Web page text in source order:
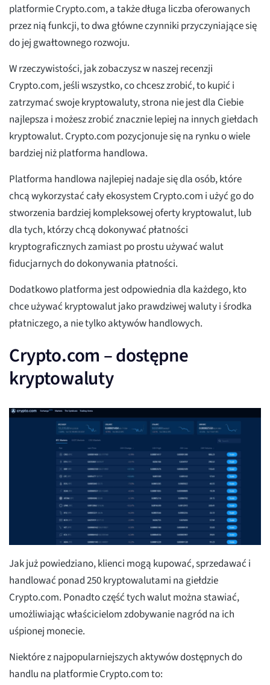
platformie Crypto.com, a także długa liczba oferowanych
przez nią funkcji, to dwa główne czynniki przyczyniające się
do jej gwałtownego rozwoju.
W rzeczywistości, jak zobaczysz w naszej recenzji
Crypto.com, jeśli wszystko, co chcesz zrobić, to kupić i
zatrzymać swoje kryptowaluty, strona nie jest dla Ciebie
najlepsza i możesz zrobić znacznie lepiej na innych giełdach
kryptowalut. Crypto.com pozycjonuje się na rynku o wiele
bardziej niż platforma handlowa.
Platforma handlowa najlepiej nadaje się dla osób, które
chcą wykorzystać cały ekosystem Crypto.com i użyć go do
stworzenia bardziej kompleksowej oferty kryptowalut, lub
dla tych, którzy chcą dokonywać płatności
kryptograficznych zamiast po prostu używać walut
fiducjarnych do dokonywania płatności.
Dodatkowo platforma jest odpowiednia dla każdego, kto
chce używać kryptowalut jako prawdziwej waluty i środka
płatniczego, a nie tylko aktywów handlowych.
Crypto.com – dostępne
kryptowaluty
Jak już powiedziano, klienci mogą kupować, sprzedawać i
handlować ponad 250 kryptowalutami na giełdzie
Crypto.com. Ponadto część tych walut można stawiać,
umożliwiając właścicielom zdobywanie nagród na ich
uśpionej monecie.
Niektóre z najpopularniejszych aktywów dostępnych do
handlu na platformie Crypto.com to: